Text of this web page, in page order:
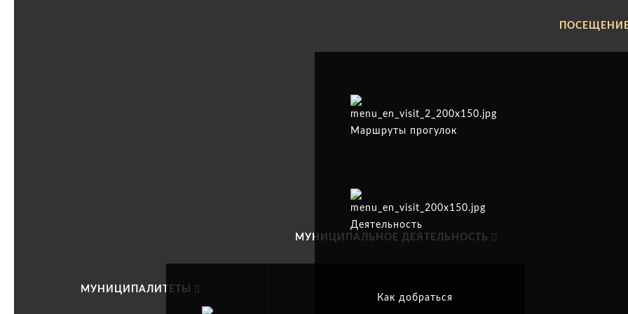
МУНИЦИПАЛИТЕТЫ
МУНИЦИПАЛЬНОЕ ДЕЯТЕЛЬНОСТЬ
Маршруты прогулок
Деятельность
Как добраться